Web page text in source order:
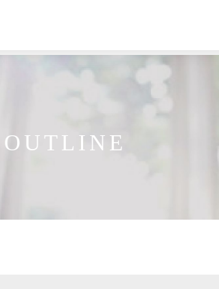
OUTLINE